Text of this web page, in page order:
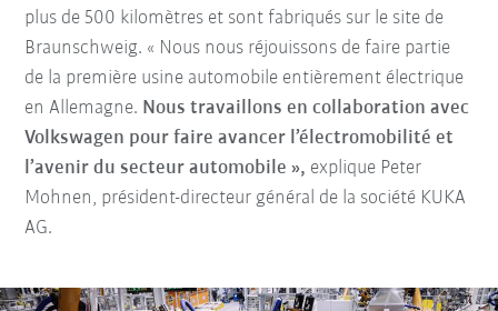
plus de 500 kilomètres et sont fabriqués sur le site de
Braunschweig. « Nous nous réjouissons de faire partie
de la première usine automobile entièrement électrique
en Allemagne. Nous travaillons en collaboration avec
Volkswagen pour faire avancer l’électromobilité et
l’avenir du secteur automobile », explique Peter
Mohnen, président-directeur général de la société KUKA
AG.